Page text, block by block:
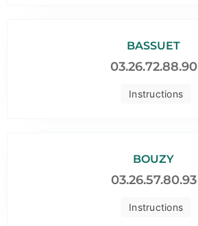
Instructions
BASSUET
03.26.72.88.90
Instructions
BOUZY
03.26.57.80.93